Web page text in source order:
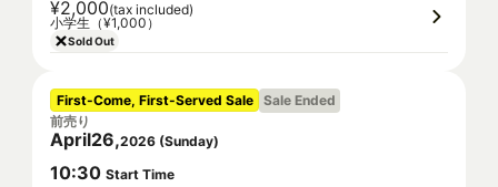
¥2,000(tax included)
小学生（¥1,000）
Sold Out
First-Come, First-Served Sale Sale Ended
前売り
April26,2026 (Sunday)
10:30 Start Time